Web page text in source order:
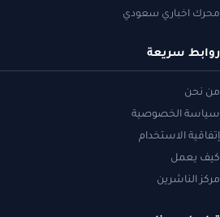
محرك اخباري سعودي
روابط سريعة
من نحن
سياسة الخصوصية
إتفاقية الاستخدام
كيف يعمل
مركز الناشرين